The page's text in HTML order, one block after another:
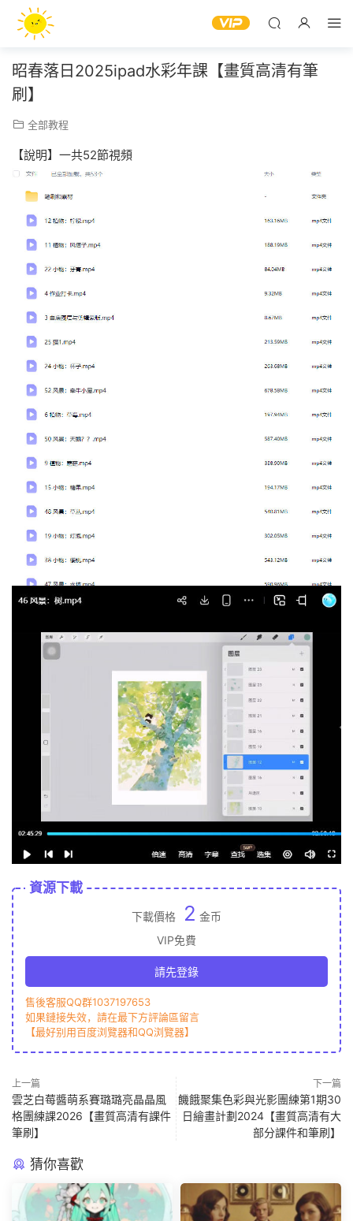
昭春落日2025ipad水彩年課【畫質高清有筆
刷】
全部教程
【說明】一共52節視頻
資源下載
下載價格 2 金币
VIP免費
請先登錄
售後客服QQ群1037197653
如果鏈接失效，請在最下方評論區留言
【最好别用百度浏覽器和QQ浏覽器】
上一篇
雲芝白莓醬萌系賽璐璐亮晶晶風
格團練課2026【畫質高清有課件
筆刷】
下一篇
饑餓聚集色彩與光影團練第1期30
日繪畫計劃2024【畫質高清有大
部分課件和筆刷】
猜你喜歡